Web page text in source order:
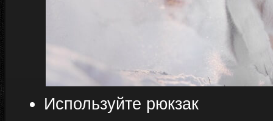
Используйте рюкзак